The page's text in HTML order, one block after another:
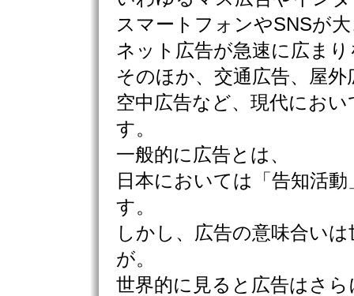
スマートフォンやSNSが
ネット広告が急速に広ま
そのほか、交通広告、屋外
空中広告など、現代にお
す。
一般的に広告とは、
日本においては「告知活
す。
しかし、広告の意味合い
が。
世界的に見ると広告はさ